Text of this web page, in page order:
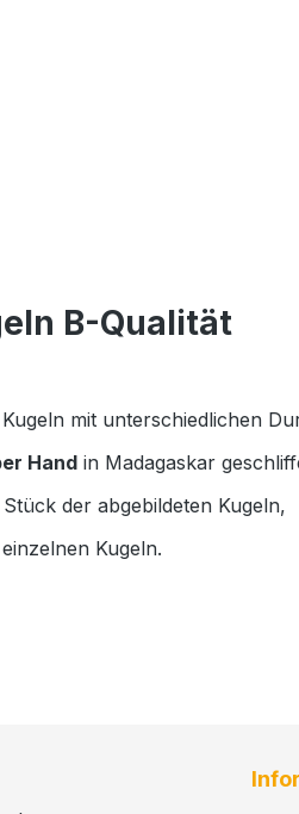
B-Qualität
mit unterschiedlichen
Hand in Madagaskar
der abgebildeten Kugeln,
Kugeln.